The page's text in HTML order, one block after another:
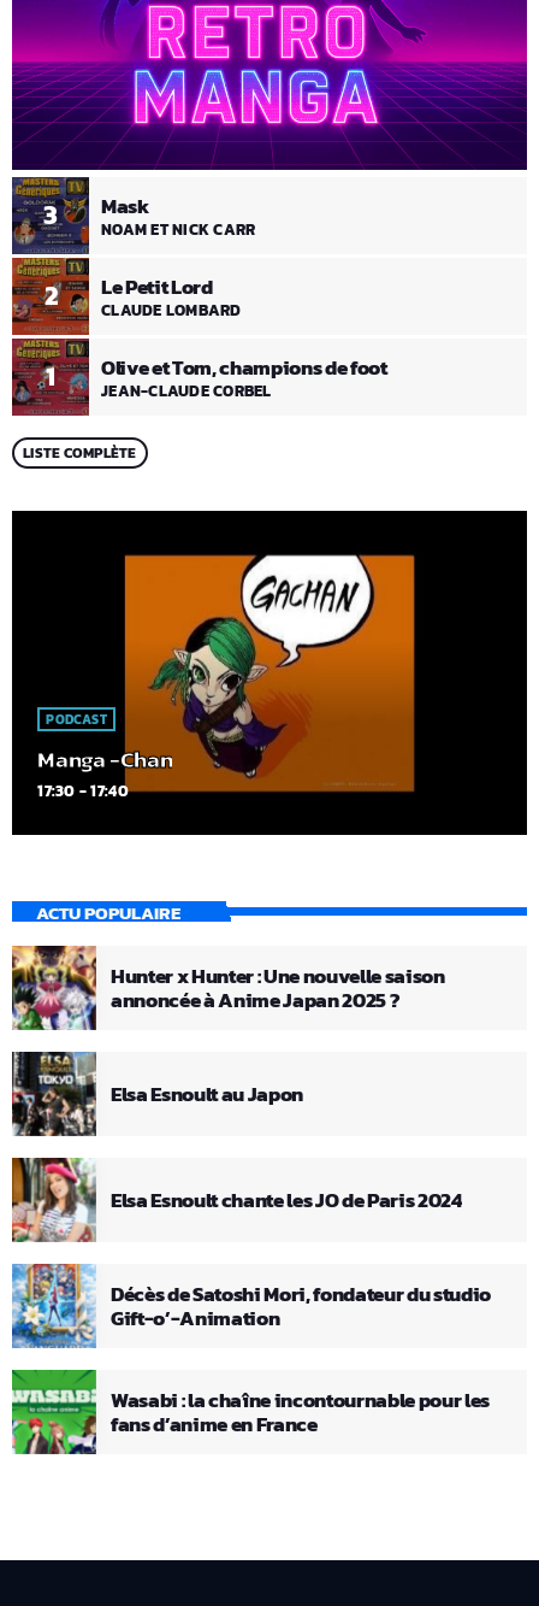
1 Olive et Tom, champions de foot
JEAN-CLAUDE CORBEL
2 Le Petit Lord
CLAUDE LOMBARD
3 Mask
NOAM ET NICK CARR
LISTE COMPLÈTE
PODCAST
Manga -Chan
17:30 - 17:40
ACTU POPULAIRE
Hunter x Hunter : Une nouvelle saison
annoncée à Anime Japan 2025 ?
Elsa Esnoult au Japon
Elsa Esnoult chante les JO de Paris 2024
Décès de Satoshi Mori, fondateur du studio
Gift-o’-Animation
Wasabi : la chaîne incontournable pour les
fans d’anime en France